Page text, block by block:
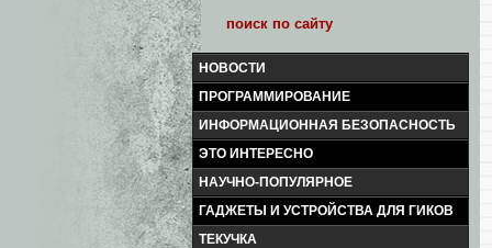
НОВОСТИ
ПРОГРАММИРОВАНИЕ
ИНФОРМАЦИОННАЯ БЕЗОПАСНОСТЬ
ЭТО ИНТЕРЕСНО
НАУЧНО-ПОПУЛЯРНОЕ
ГАДЖЕТЫ И УСТРОЙСТВА ДЛЯ ГИКОВ
ТЕКУЧКА